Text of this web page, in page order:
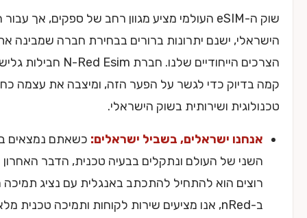
שוק ה-eSIM העולמי מציע מגוון רחב של ספקים, אך עבור המטייל
ישנם יתרונות ברורים בבחירת חברה שמבינה את
הצרכים הייחודיים שלנו. חברת N-Red Esim חבילות גלישה לחו״ל
כדי לגשר על הפער הזה, ומיצבה את עצמה כחלוצה
ושירותית בשוק הישראלי.
ישראלים, בשביל ישראלים:כשאתם נמצאים בצד
של העולם ונתקלים בבעיה טכנית, הדבר האחרון שאתם
הוא להתחיל להתכתב באנגלית עם נציג תמיכה מהודו.
ב-nRed, אנו מציעים שירות לקוחות ותמיכה טכנית מלאה